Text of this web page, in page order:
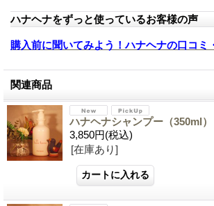
ハナヘナをずっと使っているお客様の声
購入前に聞いてみよう！ハナヘナの口コミ
関連商品
ハナヘナシャンプー（350ml）
3,850円(税込)
[在庫あり]